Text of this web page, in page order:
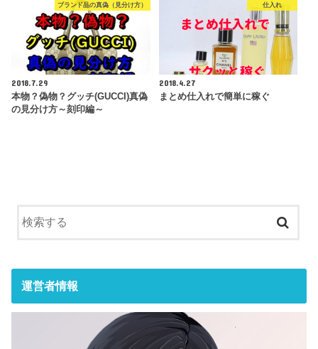
ブランド品の真偽（見分け方）
2018.7.29
本物？偽物？グッチ(GUCCI)真偽
の見分け方～刻印編～
仕入れ
2018.4.27
まとめ仕入れで簡単に稼ぐ
運営者情報